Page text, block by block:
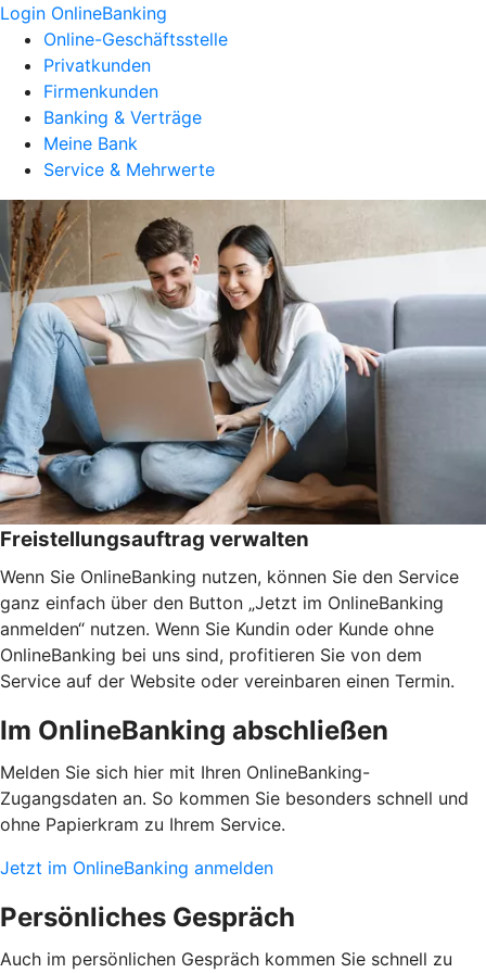
Login OnlineBanking
Online-Geschäftsstelle
Privatkunden
Firmenkunden
Banking & Verträge
Meine Bank
Service & Mehrwerte
Freistellungsauftrag verwalten
Wenn Sie OnlineBanking nutzen, können Sie den Service
ganz einfach über den Button „Jetzt im OnlineBanking
anmelden“ nutzen. Wenn Sie Kundin oder Kunde ohne
OnlineBanking bei uns sind, profitieren Sie von dem
Service auf der Website oder vereinbaren einen Termin.
Im OnlineBanking abschließen
Melden Sie sich hier mit Ihren OnlineBanking-
Zugangsdaten an. So kommen Sie besonders schnell und
ohne Papierkram zu Ihrem Service.
Jetzt im OnlineBanking anmelden
Persönliches Gespräch
Auch im persönlichen Gespräch kommen Sie schnell zu